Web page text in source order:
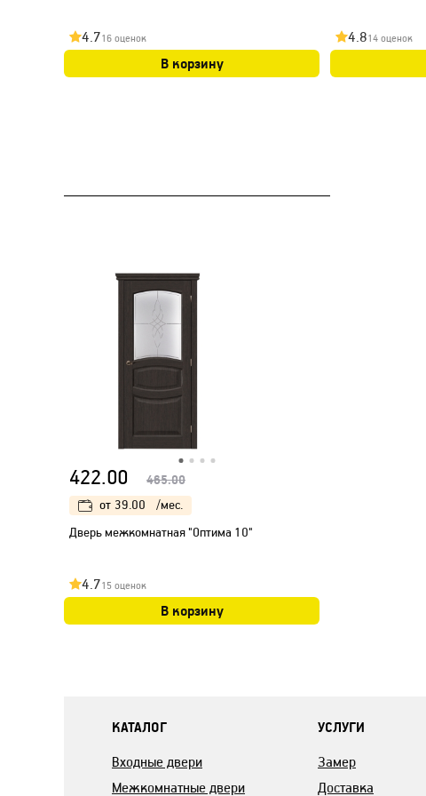
4.716 оценок
В корзину
4.814 оценок
422.00 465.00
от 39.00
/мес.
Дверь межкомнатная "Оптима 10"
4.715 оценок
В корзину
КАТАЛОГ
Входные двери
Межкомнатные двери
УСЛУГИ
Замер
Доставка